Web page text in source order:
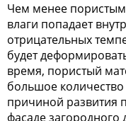
Чем менее
влаги попадает
отрицательных
будет
время, пористый
большое количество
причиной развития
фасаде